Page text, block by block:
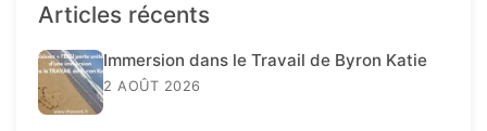
Articles récents
Immersion dans le Travail de Byron Katie
2 AOÛT 2026